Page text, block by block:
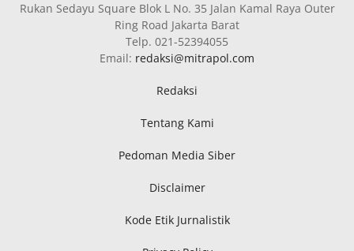
Rukan Sedayu Square Blok L No. 35 Jalan Kamal Raya Outer
Ring Road Jakarta Barat
Telp. 021-52394055
Email: redaksi@mitrapol.com
Redaksi
Tentang Kami
Pedoman Media Siber
Disclaimer
Kode Etik Jurnalistik